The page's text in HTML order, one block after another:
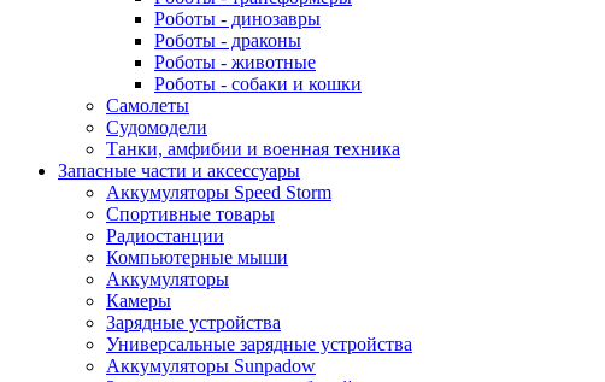
Роботы - динозавры
Роботы - драконы
Роботы - животные
Роботы - собаки и кошки
Самолеты
Судомодели
Танки, амфибии и военная техника
Запасные части и аксессуары
Аккумуляторы Speed Storm
Спортивные товары
Радиостанции
Компьютерные мыши
Аккумуляторы
Камеры
Зарядные устройства
Универсальные зарядные устройства
Аккумуляторы Sunpadow